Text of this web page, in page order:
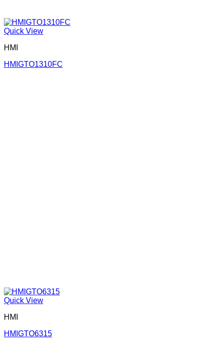
Quick View
HMI
HMIGTO1310FC
Quick View
HMI
HMIGTO6315